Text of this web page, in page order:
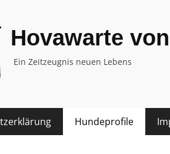
Hovawarte
Ein Zeitzeugnis neuen Lebens
Hundeprofile